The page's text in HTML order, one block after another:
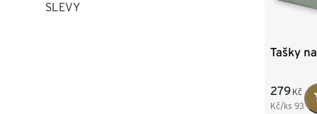
SLEVY
Tašky
279 Kč
Kč/ks 93